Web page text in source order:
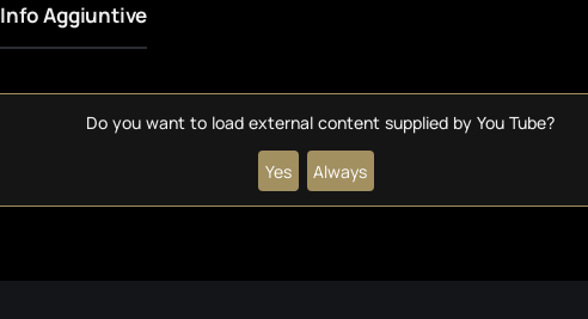
Info Aggiuntive
Do you want to load external content supplied by You Tube?
Yes Always